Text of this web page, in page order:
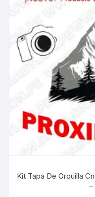
Kit Tapa De Orquilla